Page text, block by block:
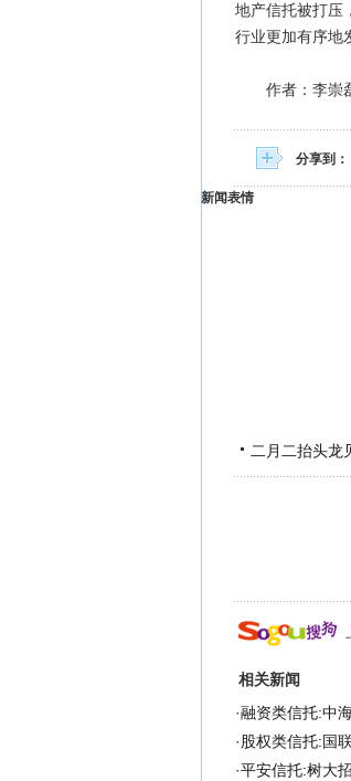
地产信托被打压
行业更加有序地
作者：李崇磊
分享到：
新闻表情
二月二抬头龙
相关新闻
·融资类信托:中
· 股权类信托:国
·平安信托:树大